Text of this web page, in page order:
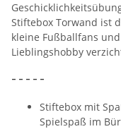
Stiftebox Torwand ist
kleine Fußballfans
Lieblingshobby
– – – – –
Stiftebox mit
Spielspaß im